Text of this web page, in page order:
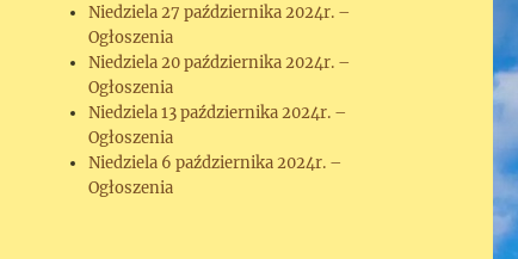
Niedziela 27 października 2024r. –
Ogłoszenia
Niedziela 20 października 2024r. –
Ogłoszenia
Niedziela 13 października 2024r. –
Ogłoszenia
Niedziela 6 października 2024r. –
Ogłoszenia